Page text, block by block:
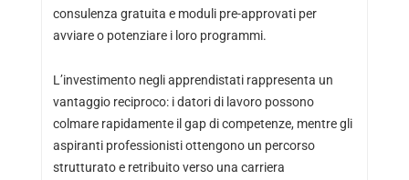
consulenza gratuita e moduli pre-approvati per
avviare o potenziare i loro programmi.
L’investimento negli apprendistati rappresenta un
vantaggio reciproco: i datori di lavoro possono
colmare rapidamente il gap di competenze, mentre gli
aspiranti professionisti ottengono un percorso
strutturato e retribuito verso una carriera